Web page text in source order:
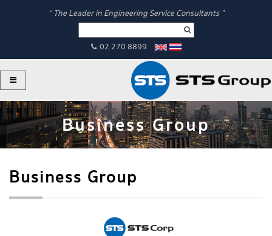
“ The Leader in Engineering Service Consultants ”
02 270 8899
Business Group
Business Group